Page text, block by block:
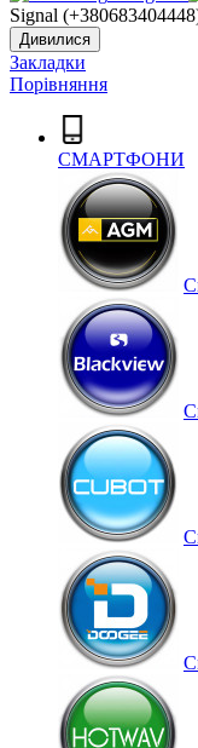
Signal
Дивилися
Закладки
Порівняння
СМАРТФОНИ